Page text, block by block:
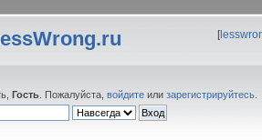
[
Гость . Пожалуйста, войдите или зарегистрируйтесь